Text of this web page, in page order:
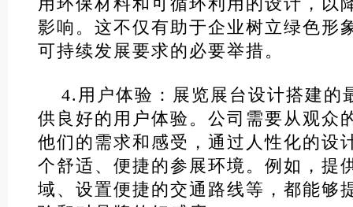
影响。这不仅有助于企业树立绿色形
可持续发展要求的必要举措。
4.用户体验：展览展台设计搭建的
供良好的用户体验。公司需要从观众
他们的需求和感受，通过人性化的设
个舒适、便捷的参展环境。例如，提
域、设置便捷的交通路线等，都能够